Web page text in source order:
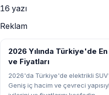
16 yazı
Reklam
ELEKTRIKLI ARAÇLAR
2026 Yılında Türkiye'de
ve Fiyatları
2026'da Türkiye'de elektrikli
Geniş iç hacim ve çevreci